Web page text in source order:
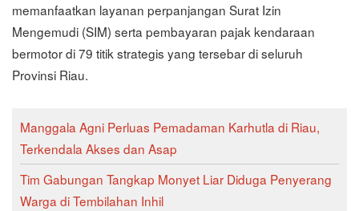
memanfaatkan layanan perpanjangan Surat Izin
Mengemudi (SIM) serta pembayaran pajak kendaraan
bermotor di 79 titik strategis yang tersebar di seluruh
Provinsi Riau.
Manggala Agni Perluas Pemadaman Karhutla di Riau,
Terkendala Akses dan Asap
Tim Gabungan Tangkap Monyet Liar Diduga Penyerang
Warga di Tembilahan Inhil